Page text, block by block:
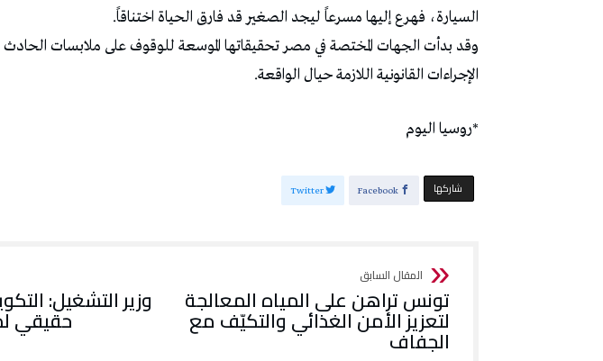
السيارة، فهرع إليها مسرعاً ليجد الصغير قد فارق الحياة اختناقاً.
وقد بدأت الجهات المختصة في مصر تحقيقاتها الموسعة للوقوف على ملابسات
الإجراءات القانونية اللازمة حيال الواقعة.
*روسيا اليوم
‫‫ شاركها‬ Facebook
Twitter
تونس تراهن على المياه المعالجة
لتعزيز الأمن الغذائي والتكيّف مع
الجفاف
وزير التشغيل:
حقيقي